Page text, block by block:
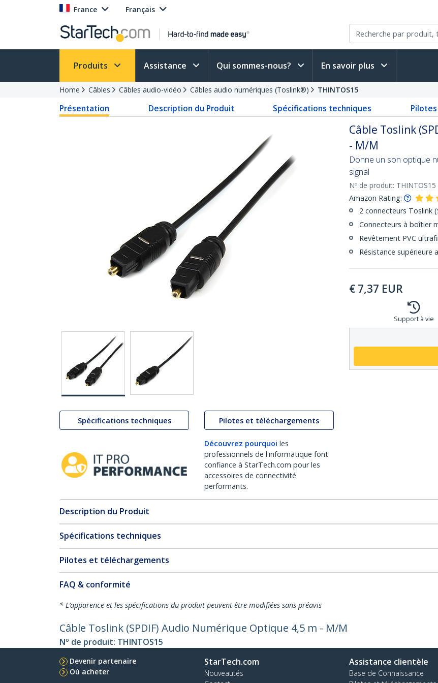
France Français
Produits Assistance Qui sommes-nous? En savoir plus
Home Câbles Câbles audio-vidéo Câbles audio numériques (Toslink®) THINTOS15
Présentation Description du Produit Spécifications techniques
Spécifications techniques Pilotes et téléchargements
Découvrez pourquoi les
professionnels de l'informatique font
confiance à StarTech.com pour les
accessoires de connectivité
performants.
Câble Toslink
- M/M
Donne un son optique
signal
Nº de produit: THINTOS15
Amazon Rating:
2 connecteurs Toslink
Connecteurs à boîtier
Revêtement PVC
Résistance supérieure
€ 7,37 EUR
Support à vie
Description du Produit
Spécifications techniques
Pilotes et téléchargements
FAQ & conformité
* L’apparence et les spécifications du produit peuvent être modifiées sans préavis
Câble Toslink (SPDIF) Audio Numérique Optique 4,5 m - M/M
Nº de produit: THINTOS15
Devenir partenaire
Où acheter
StarTech.com
Nouveautés
Assistance clientèle
Base de Connaissance